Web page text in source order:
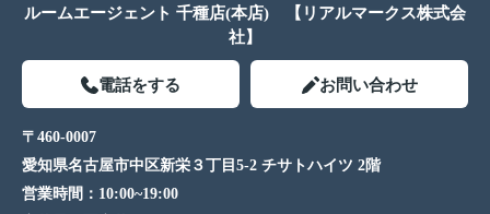
ルームエージェント 千種店(本店) 【リアルマークス株式会
社】
電話をする お問い合わせ
〒460-0007
愛知県名古屋市中区新栄３丁目5-2 チサトハイツ 2階
営業時間： 10:00~19:00